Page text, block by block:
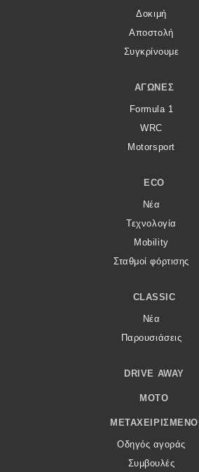
Δοκιμή
Αποστολή
Συγκρίνουμε
ΑΓΏΝΕΣ
Formula 1
WRC
Motorsport
ECO
Νέα
Τεχνολογία
Mobility
Σταθμοί φόρτισης
CLASSIC
Νέα
Παρουσιάσεις
DRIVE AWAY
MOTO
ΜΕΤΑΧΕΙΡΙΣΜΈΝΟ
Οδηγός αγοράς
Συμβουλές